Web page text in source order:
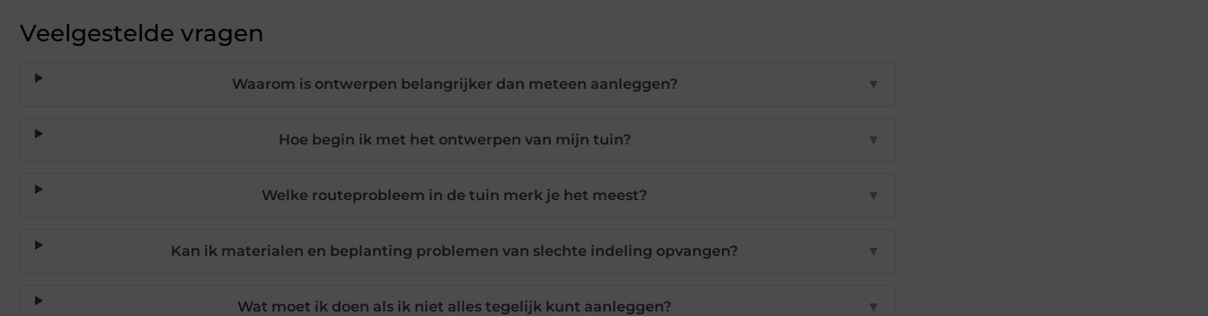
Veelgestelde vragen
Waarom is ontwerpen belangrijker dan meteen aanleggen? ▼
Hoe begin ik met het ontwerpen van mijn tuin? ▼
Welke routeprobleem in de tuin merk je het meest? ▼
Kan ik materialen en beplanting problemen van slechte indeling opvangen? ▼
Wat moet ik doen als ik niet alles tegelijk kunt aanleggen? ▼